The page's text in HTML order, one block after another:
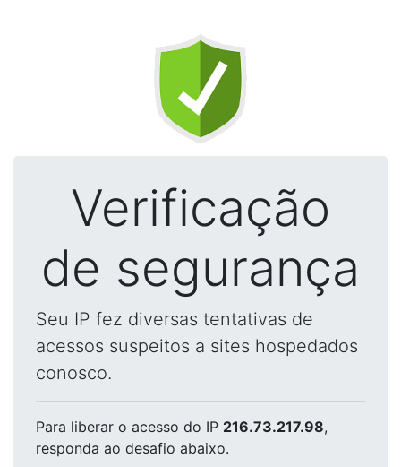
Verificação
de segurança
Seu IP fez diversas tentativas de
acessos suspeitos a sites hospedados
conosco.
Para liberar o acesso do IP 216.73.217.98,
responda ao desafio abaixo.